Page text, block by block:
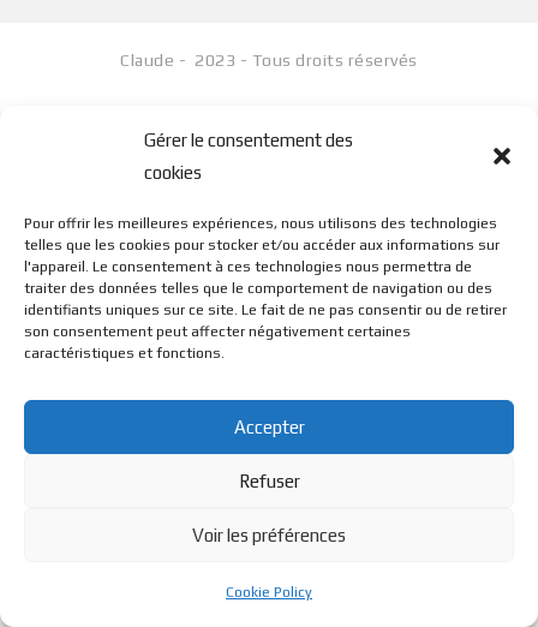
Gérer le consentement des
cookies
Pour offrir les meilleures expériences, nous utilisons des technologies
telles que les cookies pour stocker et/ou accéder aux informations sur
l'appareil. Le consentement à ces technologies nous permettra de
traiter des données telles que le comportement de navigation ou des
identifiants uniques sur ce site. Le fait de ne pas consentir ou de retirer
son consentement peut affecter négativement certaines
caractéristiques et fonctions.
Accepter
Refuser
Voir les préférences
Cookie Policy
Claude - 2023 - Tous droits réservés